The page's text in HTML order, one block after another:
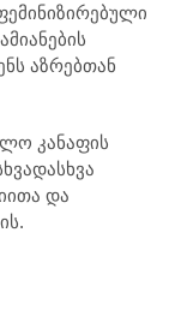
აზრებთან
კანაფის
და